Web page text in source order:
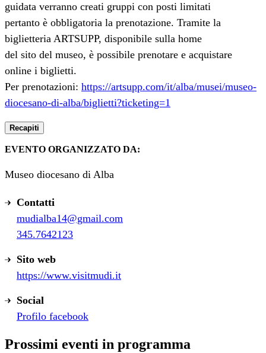
guidata verranno creati gruppi con posti limitati
pertanto è obbligatoria la prenotazione. Tramite la
biglietteria ARTSUPP, disponibile sulla home
del sito del museo, è possibile prenotare e acquistare
online i biglietti.
Per prenotazioni: https://artsupp.com/it/alba/musei/museo-
diocesano-di-alba/biglietti?ticketing=1
Recapiti
EVENTO ORGANIZZATO DA:
Museo diocesano di Alba
Contatti
mudialba14@gmail.com
345.7642123
Sito web
https://www.visitmudi.it
Social
Profilo facebook
Prossimi eventi in programma